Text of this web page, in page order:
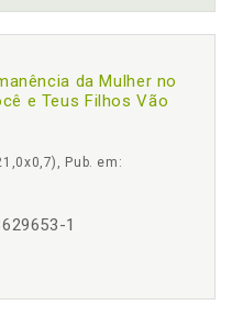
da Mulher no
e Teus Filhos Vão
Pub. em:
1